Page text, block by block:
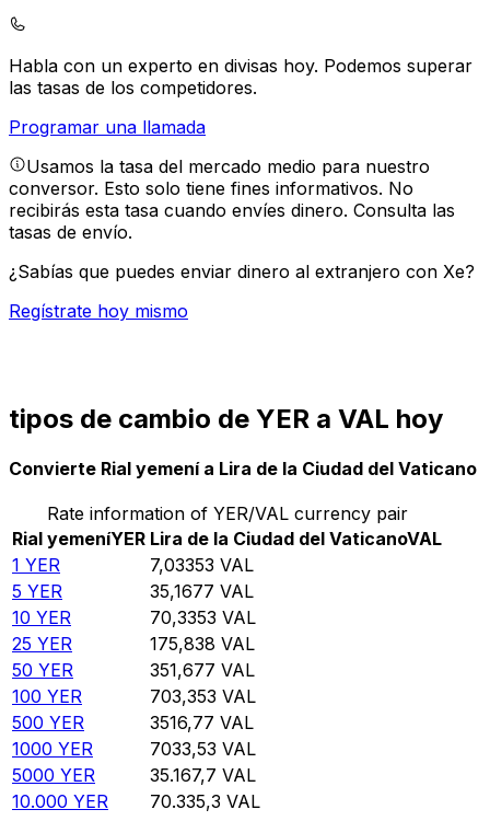
Habla con un experto en divisas hoy. Podemos superar
las tasas de los competidores.
Programar una llamada
Usamos la tasa del mercado medio para nuestro
conversor. Esto solo tiene fines informativos. No
recibirás esta tasa cuando envíes dinero. Consulta las
tasas de envío.
¿Sabías que puedes enviar dinero al extranjero con Xe?
Regístrate hoy mismo
tipos de cambio de YER a VAL hoy
Convierte Rial yemení a Lira de la Ciudad del Vaticano
Rate information of YER/VAL currency pair
Rial yemeníYER Lira de la Ciudad del VaticanoVAL
1 YER 7,03353 VAL
5 YER 35,1677 VAL
10 YER 70,3353 VAL
25 YER 175,838 VAL
50 YER 351,677 VAL
100 YER 703,353 VAL
500 YER 3516,77 VAL
1000 YER 7033,53 VAL
5000 YER 35.167,7 VAL
10.000 YER 70.335,3 VAL